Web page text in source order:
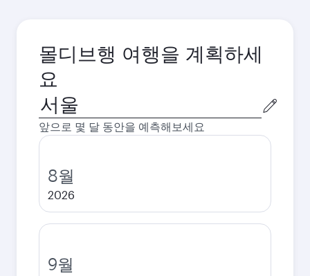
몰디브행 여행을 계획하세
요
출
발
도
시
앞으로 몇 달 동안을 예측해보세요
8월
2026
9월